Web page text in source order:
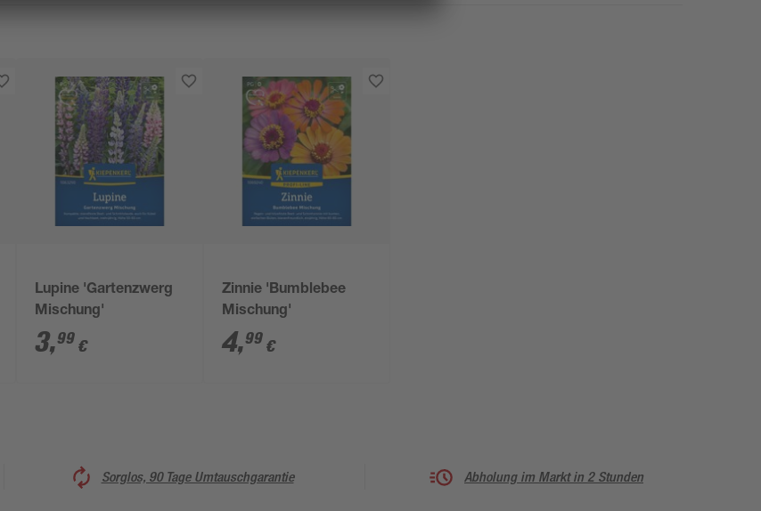
Lupine 'Gartenzwerg
Mischung'
3,99 €
Zinnie 'Bumblebee
Mischung'
4,99 €
Sorglos, 90 Tage Umtauschgarantie Abholung im Markt in 2 Stunden